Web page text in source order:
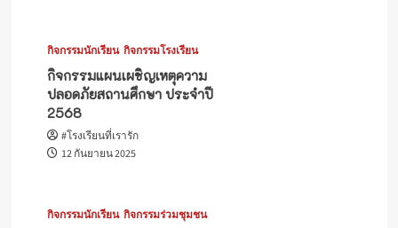
กิจกรรมนักเรียน กิจกรรมโรงเรียน
กิจกรรมแผนเผชิญเหตุความ
ปลอดภัยสถานศึกษา ประจำปี
2568
#โรงเรียนที่เรารัก
12 กันยายน 2025
กิจกรรมนักเรียน กิจกรรมร่วมชุมชน